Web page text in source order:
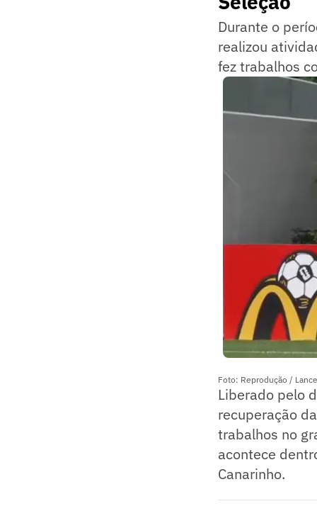
Durante o
realizou
fez trabalhos
Foto: Reprodução /
Liberado pelo
recuperação
trabalhos no
acontece
Canarinho.